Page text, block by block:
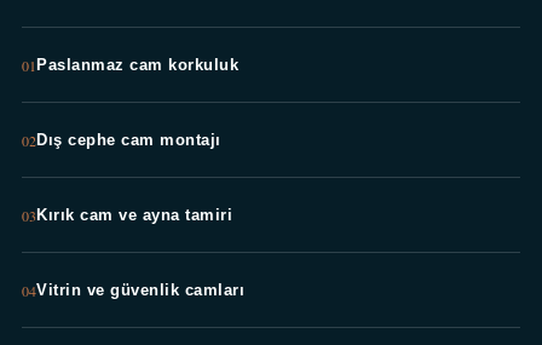
01Paslanmaz cam korkuluk
02Dış cephe cam montajı
03Kırık cam ve ayna tamiri
04Vitrin ve güvenlik camları